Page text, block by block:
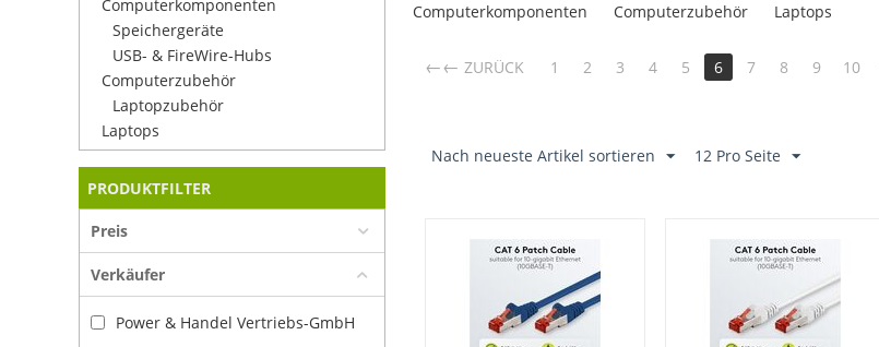
Computerkomponenten
Speichergeräte
USB- & FireWire-Hubs
Computerzubehör
Laptopzubehör
Laptops
PRODUKTFILTER
Preis
Verkäufer
Power & Handel Vertriebs-GmbH
Computerkomponenten Computerzubehör Laptops
← ZURÜCK 1 2 3 4 5 6 7 8 9 10
Nach neueste Artikel sortieren 12 Pro Seite